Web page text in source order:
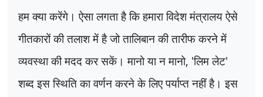
हम क्या करेंगे। ऐसा लगता है कि हमारा विदेश मंत्रालय ऐसे
गीतकारों की तलाश में है जो तालिबान की तारीफ करने में
व्यवस्था की मदद कर सकें। मानो या न मानो, 'लिम लेट'
शब्द इस स्थिति का वर्णन करने के लिए पर्याप्त नहीं है। इस